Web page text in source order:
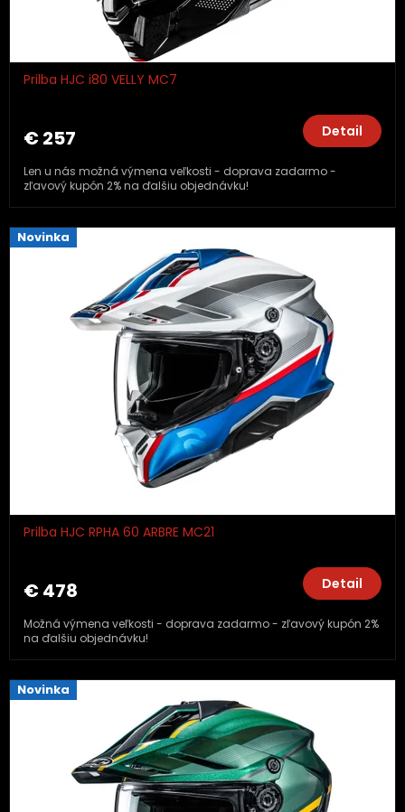
Prilba HJC i80 VELLY MC7
€ 257 Detail
Len u nás možná výmena veľkosti - doprava zadarmo -
zľavový kupón 2% na ďalšiu objednávku!
Novinka
Prilba HJC RPHA 60 ARBRE MC21
€ 478 Detail
Možná výmena veľkosti - doprava zadarmo - zľavový kupón 2%
na ďalšiu objednávku!
Novinka